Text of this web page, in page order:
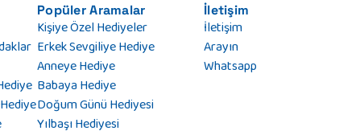
Popüler Aramalar
Kişiye Özel Hediyeler
Erkek Sevgiliye Hediye
Anneye Hediye
Babaya Hediye
Doğum Günü Hediyesi
Yılbaşı Hediyesi
İletişim
İletişim
Arayın
Whatsapp